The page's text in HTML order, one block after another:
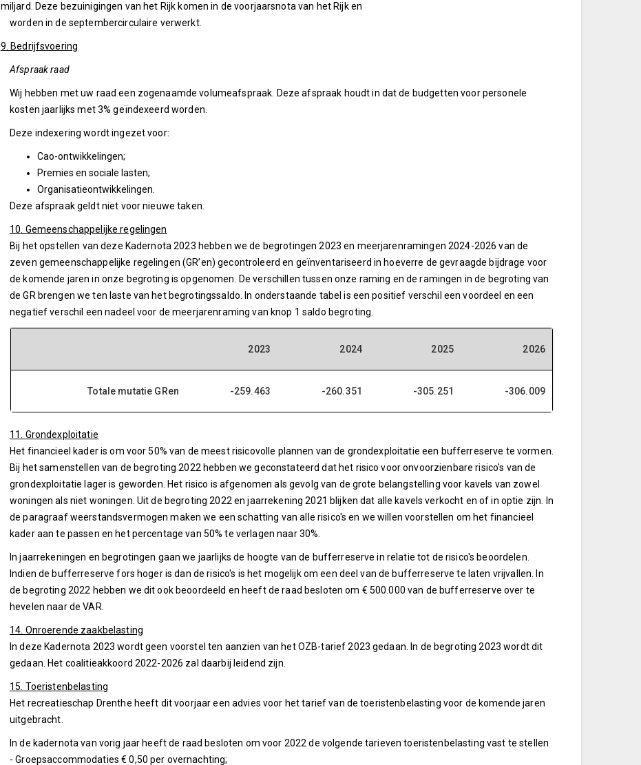
miljard. Deze bezuinigingen van het Rijk komen in de voorjaarsnota van het Rijk en
worden in de septembercirculaire verwerkt.
9. Bedrijfsvoering
Afspraak raad
Wij hebben met uw raad een zogenaamde volumeafspraak. Deze afspraak houdt in dat de budgetten voor personele
kosten jaarlijks met 3% geïndexeerd worden.
Deze indexering wordt ingezet voor:
Cao-ontwikkelingen;
Premies en sociale lasten;
Organisatieontwikkelingen.
Deze afspraak geldt niet voor nieuwe taken.
10. Gemeenschappelijke regelingen
Bij het opstellen van deze Kadernota 2023 hebben we de begrotingen 2023 en meerjarenramingen 2024-2026 van de
zeven gemeenschappelijke regelingen (GR’en) gecontroleerd en geïnventariseerd in hoeverre de gevraagde bijdrage voor
de komende jaren in onze begroting is opgenomen. De verschillen tussen onze raming en de ramingen in de begroting van
de GR brengen we ten laste van het begrotingssaldo. In onderstaande tabel is een positief verschil een voordeel en een
negatief verschil een nadeel voor de meerjarenraming van knop 1 saldo begroting.
2023 2024 2025 2026
Totale mutatie GRen -259.463 -260.351 -305.251 -306.009
11. Grondexploitatie
Het financieel kader is om voor 50% van de meest risicovolle plannen van de grondexploitatie een bufferreserve te vormen.
Bij het samenstellen van de begroting 2022 hebben we geconstateerd dat het risico voor onvoorzienbare risico's van de
grondexploitatie lager is geworden. Het risico is afgenomen als gevolg van de grote belangstelling voor kavels van zowel
woningen als niet woningen. Uit de begroting 2022 en jaarrekening 2021 blijken dat alle kavels verkocht en of in optie zijn. In
de paragraaf weerstandsvermogen maken we een schatting van alle risico's en we willen voorstellen om het financieel
kader aan te passen en het percentage van 50% te verlagen naar 30%.
In jaarrekeningen en begrotingen gaan we jaarlijks de hoogte van de bufferreserve in relatie tot de risico's beoordelen.
Indien de bufferreserve fors hoger is dan de risico's is het mogelijk om een deel van de bufferreserve te laten vrijvallen. In
de begroting 2022 hebben we dit ook beoordeeld en heeft de raad besloten om € 500.000 van de bufferreserve over te
hevelen naar de VAR.
14. Onroerende zaakbelasting
In deze Kadernota 2023 wordt geen voorstel ten aanzien van het OZB-tarief 2023 gedaan. In de begroting 2023 wordt dit
gedaan. Het coalitieakkoord 2022-2026 zal daarbij leidend zijn.
15. Toeristenbelasting
Het recreatieschap Drenthe heeft dit voorjaar een advies voor het tarief van de toeristenbelasting voor de komende jaren
uitgebracht.
In de kadernota van vorig jaar heeft de raad besloten om voor 2022 de volgende tarieven toeristenbelasting vast te stellen
- Groepsaccommodaties € 0,50 per overnachting;